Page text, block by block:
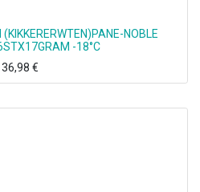
(KIKKERERWTEN)PANE-NOBLE
-18°C
36,98 €